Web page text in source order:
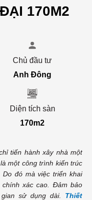
170M2
Chủ đầu tư
Anh Đông
Diện tích sàn
170m2
tiến hành xây nhà một
một công trình kiến trúc
đó mà việc triển khai
xác cao. Đảm bảo
sử dụng dài. Thiết